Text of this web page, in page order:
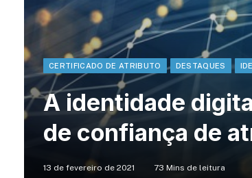
CERTIFICADO DE ATRIBUTO DESTAQUES
A identidade
de confiança de
13 de fevereiro de 2021 73 Mins de leitura